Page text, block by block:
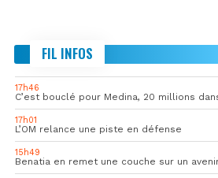
FIL INFOS
17h46
C’est bouclé pour Medina, 20 millions
17h01
L’OM relance une piste en défense
15h49
Benatia en remet une couche sur un avenir